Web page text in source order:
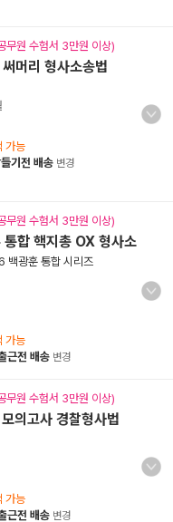
무원 수험서 3만원 이상)
머리 형사소송법
가능
기전 배송 변경
무원 수험서 3만원 이상)
합 핵지총 OX 형사소
광훈 통합 시리즈
가능
근전 배송 변경
무원 수험서 3만원 이상)
의고사 경찰형사법
가능
근전 배송 변경